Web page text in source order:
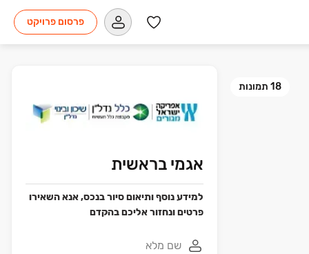
פרסום פרויקט
18 תמונות
אגמי בראשית
למידע נוסף ותיאום סיור בנכס, אנא השאירו
פרטים ונחזור אליכם בהקדם